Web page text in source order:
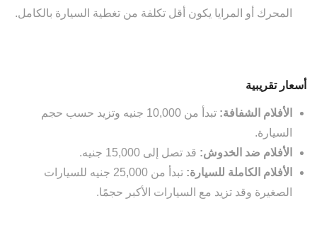
المحرك أو المرايا يكون أقل تكلفة من تغطية السيارة بالكامل.
أسعار تقريبية
الأفلام الشفافة:
تبدأ من 10,000 جنيه وتزيد حسب حجم
السيارة.
الأفلام ضد الخدوش: قد تصل إلى 15,000 جنيه.
الأفلام الكاملة للسيارة:
تبدأ من 25,000 جنيه للسيارات
الصغيرة وقد تزيد مع السيارات الأكبر حجمًا.